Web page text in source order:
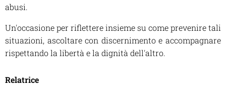
abusi.
Un'occasione per riflettere insieme su come prevenire tali
situazioni, ascoltare con discernimento e accompagnare
rispettando la libertà e la dignità dell'altro.
Relatrice